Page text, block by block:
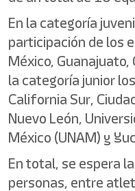
En la categoría
participación de los
México, Guanajuato,
la categoría junior
California Sur,
Nuevo León,
México (UNAM) y
En total, se espera
personas, entre